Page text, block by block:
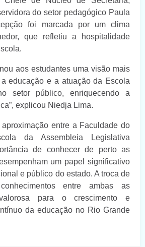
do setor pedagógico Paula
foi marcada por um clima
que refletiu a hospitalidade
aos estudantes uma visão mais
educação e a atuação da Escola
setor público, enriquecendo a
explicou Niedja Lima.
entre a Faculdade do
da Assembleia Legislativa
de conhecer de perto as
um papel significativo
e público do estado. A troca de
entre ambas as
para o crescimento e
da educação no Rio Grande